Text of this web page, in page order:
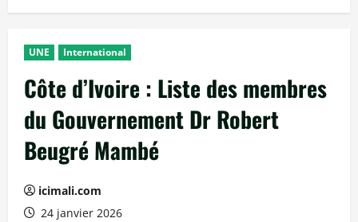
UNE International
Côte d’Ivoire : Liste des membres
du Gouvernement Dr Robert
Beugré Mambé
icimali.com
24 janvier 2026